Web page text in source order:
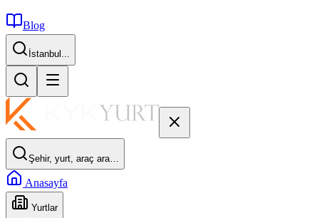
Blog
İstanbul...
Şehir, yurt, araç ara…
Anasayfa
Yurtlar